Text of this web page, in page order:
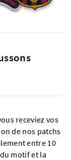
receviez vos
de nos patchs
entre 10
motif et la